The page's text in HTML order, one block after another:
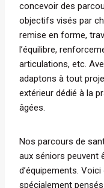
concevoir des
objectifs visés par
remise en forme,
l’équilibre,
articulations, etc.
adaptons à tout
extérieur dédié à la
âgées.
Nos parcours de
aux séniors peuvent
d’équipements.
spécialement